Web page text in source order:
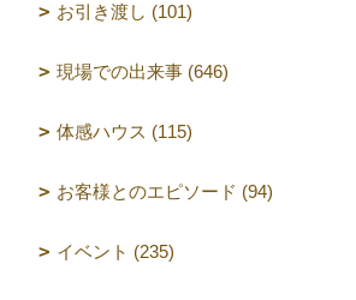
お引き渡し (101)
現場での出来事 (646)
体感ハウス (115)
お客様とのエピソード (94)
イベント (235)